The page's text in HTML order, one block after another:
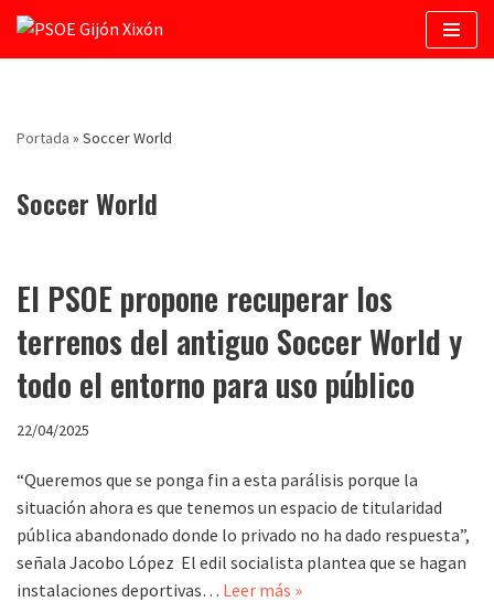
Saltar
Portada » Soccer World
Soccer World
El PSOE propone recuperar los
terrenos del antiguo Soccer World y
todo el entorno para uso público
22/04/2025
“Queremos que se ponga fin a esta parálisis porque la
situación ahora es que tenemos un espacio de titularidad
pública abandonado donde lo privado no ha dado respuesta”,
señala Jacobo López El edil socialista plantea que se hagan
instalaciones deportivas… Leer más »